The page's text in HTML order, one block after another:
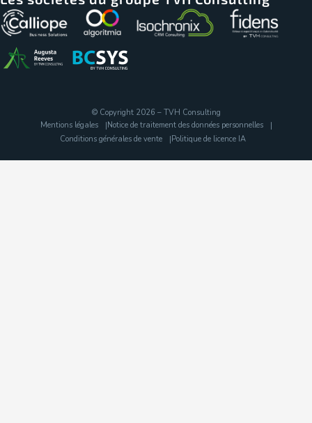
© Copyright 2026 – TVH Consulting
Mentions légales
Notice de traitement des données personnelles
Conditions générales de vente
Politique de licence IA